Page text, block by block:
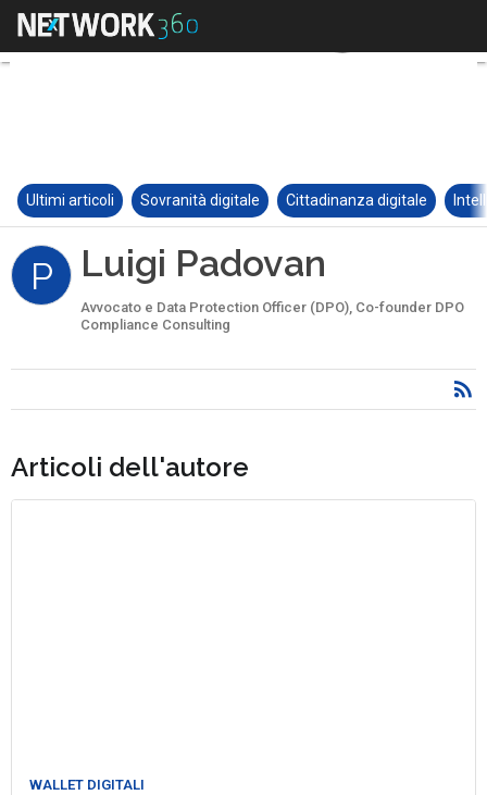
Ultimi articoli Sovranità digitale Cittadinanza digitale
P Luigi Padovan
Avvocato e Data Protection Officer (DPO), Co-founder DPO
Compliance Consulting
Articoli dell'autore
WALLET DIGITALI